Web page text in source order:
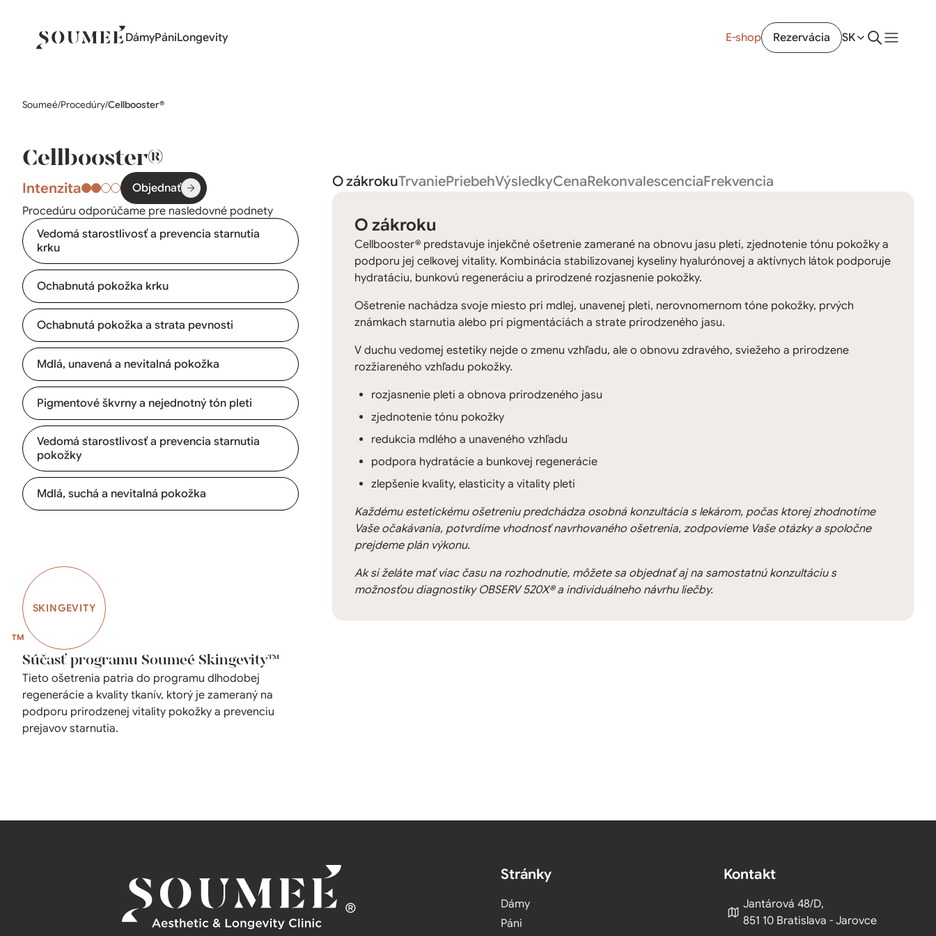
DámyPániLongevity E-shop Rezervácia SK
Soumeé/Procedúry/Cellbooster®
Cellbooster®
Intenzita
Objednať
Procedúru odporúčame pre nasledovné podnety
Vedomá starostlivosť a prevencia starnutia
krku
Ochabnutá pokožka krku
Ochabnutá pokožka a strata pevnosti
Mdlá, unavená a nevitalná pokožka
Pigmentové škvrny a nejednotný tón pleti
Vedomá starostlivosť a prevencia starnutia
pokožky
Mdlá, suchá a nevitalná pokožka
SKINGEVITY
Súčasť programu Soumeé Skingevity™
Tieto ošetrenia patria do programu dlhodobej
regenerácie a kvality tkanív, ktorý je zameraný na
podporu prirodzenej vitality pokožky a prevenciu
prejavov starnutia.
O zákrokuTrvaniePriebehVýsledkyCenaRekonvalescenciaFrekvencia
O zákroku
Cellbooster® predstavuje injekčné ošetrenie zamerané na obnovu jasu pleti, zjednotenie tónu pokožky a
podporu jej celkovej vitality. Kombinácia stabilizovanej kyseliny hyalurónovej a aktívnych látok podporuje
hydratáciu, bunkovú regeneráciu a prirodzené rozjasnenie pokožky.
Ošetrenie nachádza svoje miesto pri mdlej, unavenej pleti, nerovnomernom tóne pokožky, prvých
známkach starnutia alebo pri pigmentáciách a strate prirodzeného jasu.
V duchu vedomej estetiky nejde o zmenu vzhľadu, ale o obnovu zdravého, sviežeho a prirodzene
rozžiareného vzhľadu pokožky.
rozjasnenie pleti a obnova prirodzeného jasu
zjednotenie tónu pokožky
redukcia mdlého a unaveného vzhľadu
podpora hydratácie a bunkovej regenerácie
zlepšenie kvality, elasticity a vitality pleti
Každému estetickému ošetreniu predchádza osobná konzultácia s lekárom, počas ktorej zhodnotíme
Vaše očakávania, potvrdíme vhodnosť navrhovaného ošetrenia, zodpovieme Vaše otázky a spoločne
prejdeme plán výkonu.
Ak si želáte mať viac času na rozhodnutie, môžete sa objednať aj na samostatnú konzultáciu s
možnosťou diagnostiky OBSERV 520X® a individuálneho návrhu liečby.
Stránky
Dámy
Páni
Kontakt
Jantárová 48/D,
851 10 Bratislava - Jarovce